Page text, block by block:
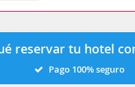
reservar tu hotel
Pago 100% seguro